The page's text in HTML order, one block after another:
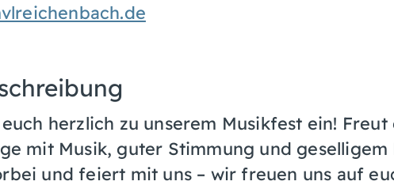
herzlich zu unserem Musikfest ein!
mit Musik, guter Stimmung und geselligem
und feiert mit uns – wir freuen uns auf